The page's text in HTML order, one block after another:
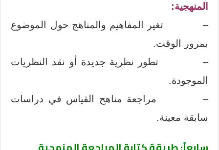
المنهجية:
– تغير المفاهيم والمناهج حول الموضوع
بمرور الوقت.
– تطور نظرية جديدة أو نقد النظريات
الموجودة.
– مراجعة مناهج القياس في دراسات
سابقة معينة.